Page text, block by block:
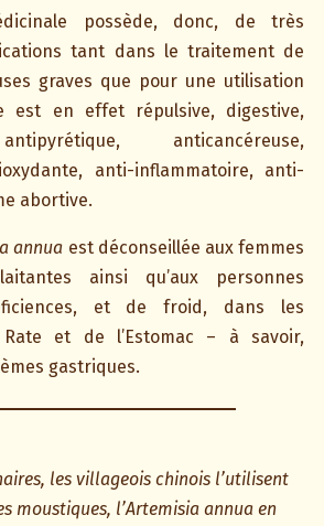
possède, donc, de très
tant dans le traitement de
graves que pour une utilisation
est en effet répulsive, digestive,
anticancéreuse,
anti-inflammatoire, anti-
abortive.
annua est déconseillée aux femmes
ainsi qu’aux personnes
et de froid, dans les
et de l’Estomac – à savoir,
gastriques.
les villageois chinois l’utilisent
moustiques, l’Artemisia annua en